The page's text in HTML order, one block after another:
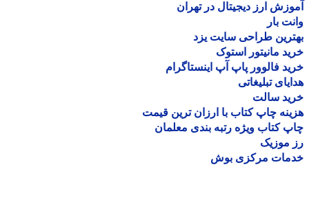
ارز دیجیتال در تهران
بار
طراحی سایت یزد
مانیتور استوک
فالوور پاپ آپ اینستاگرام
تبلیغاتی
سالت
چاپ کتاب با ارزان ترین قیمت
کتاب ویژه رتبه بندی معلمان
موزیک
مرکزی بوش